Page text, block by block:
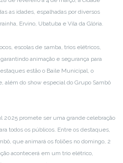
as idades, espalhadas por diversos
Ervino, Ubatuba e Vila da Glória.
escolas de samba, trios elétricos,
animação e segurança para
estão o Baile Municipal, o
além do show especial do Grupo Sambô
2025 promete ser uma grande celebração
todos os públicos. Entre os destaques,
que animará os foliões no domingo, 2
acontecerá em um trio elétrico,